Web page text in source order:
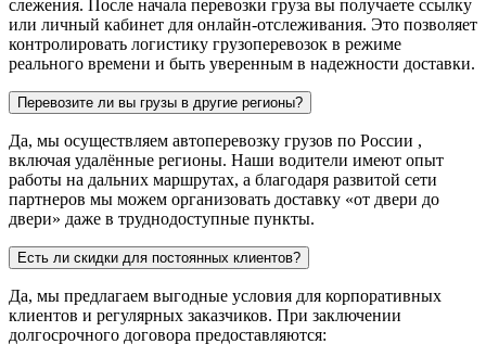
слежения. После начала перевозки груза вы получаете ссылку
или личный кабинет для онлайн-отслеживания. Это позволяет
контролировать логистику грузоперевозок в режиме
реального времени и быть уверенным в надежности доставки.
Перевозите ли вы грузы в другие регионы?
Да, мы осуществляем автоперевозку грузов по России ,
включая удалённые регионы. Наши водители имеют опыт
работы на дальних маршрутах, а благодаря развитой сети
партнеров мы можем организовать доставку «от двери до
двери» даже в труднодоступные пункты.
Есть ли скидки для постоянных клиентов?
Да, мы предлагаем выгодные условия для корпоративных
клиентов и регулярных заказчиков. При заключении
долгосрочного договора предоставляются: